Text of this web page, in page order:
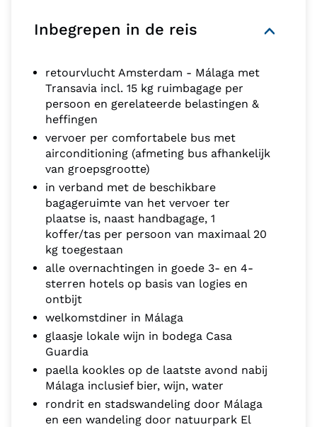
Inbegrepen in de reis
retourvlucht Amsterdam - Málaga met
Transavia incl. 15 kg ruimbagage per
persoon en gerelateerde belastingen &
heffingen
vervoer per comfortabele bus met
airconditioning (afmeting bus afhankelijk
van groepsgrootte)
in verband met de beschikbare
bagageruimte van het vervoer ter
plaatse is, naast handbagage, 1
koffer/tas per persoon van maximaal 20
kg toegestaan
alle overnachtingen in goede 3- en 4-
sterren hotels op basis van logies en
ontbijt
welkomstdiner in Málaga
glaasje lokale wijn in bodega Casa
Guardia
paella kookles op de laatste avond nabij
Málaga inclusief bier, wijn, water
rondrit en stadswandeling door Málaga
en een wandeling door natuurpark El